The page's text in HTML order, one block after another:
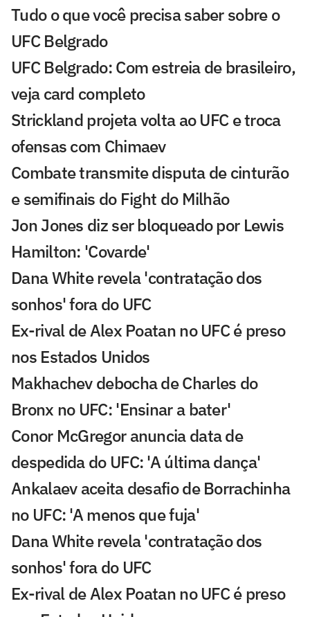
Tudo o que você precisa saber sobre o
UFC Belgrado
UFC Belgrado: Com estreia de brasileiro,
veja card completo
Strickland projeta volta ao UFC e troca
ofensas com Chimaev
Combate transmite disputa de cinturão
e semifinais do Fight do Milhão
Jon Jones diz ser bloqueado por Lewis
Hamilton: 'Covarde'
Dana White revela 'contratação dos
sonhos' fora do UFC
Ex-rival de Alex Poatan no UFC é preso
nos Estados Unidos
Makhachev debocha de Charles do
Bronx no UFC: 'Ensinar a bater'
Conor McGregor anuncia data de
despedida do UFC: 'A última dança'
Ankalaev aceita desafio de Borrachinha
no UFC: 'A menos que fuja'
Dana White revela 'contratação dos
sonhos' fora do UFC
Ex-rival de Alex Poatan no UFC é preso